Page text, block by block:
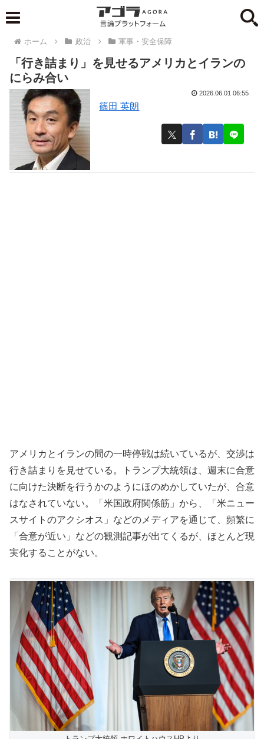
ホーム 政治 軍事・安全保障
「行き詰まり」を見せるアメリカとイランの
にらみ合い
篠田 英朗
2026.06.01 06:55
アメリカとイランの間の一時停戦は続いているが、交渉は
行き詰まりを見せている。トランプ大統領は、週末に合意
に向けた決断を行うかのようにほのめかしていたが、合意
はなされていない。「米国政府関係筋」から、「米ニュー
スサイトのアクシオス」などのメディアを通じて、頻繁に
「合意が近い」などの観測記事が出てくるが、ほとんど現
実化することがない。